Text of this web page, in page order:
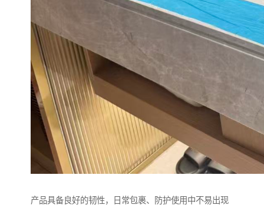
产品具备良好的韧性，日常包裹、防护使用中不易出现